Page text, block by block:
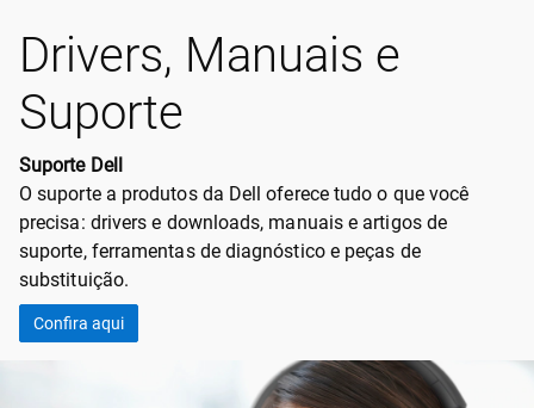
Drivers, Manuais e
Suporte
Suporte Dell
O suporte a produtos da Dell oferece tudo o que você
precisa: drivers e downloads, manuais e artigos de
suporte, ferramentas de diagnóstico e peças de
substituição.
Confira aqui